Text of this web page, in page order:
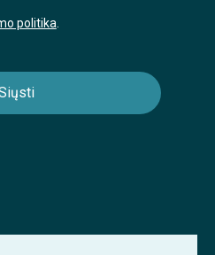
politika